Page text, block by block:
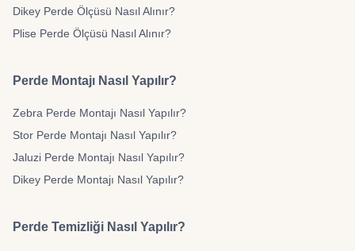
Dikey Perde Ölçüsü Nasıl Alınır?
Plise Perde Ölçüsü Nasıl Alınır?
Perde Montajı Nasıl Yapılır?
Zebra Perde Montajı Nasıl Yapılır?
Stor Perde Montajı Nasıl Yapılır?
Jaluzi Perde Montajı Nasıl Yapılır?
Dikey Perde Montajı Nasıl Yapılır?
Perde Temizliği Nasıl Yapılır?